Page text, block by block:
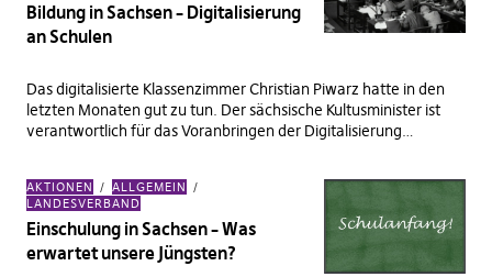
Bildung in Sachsen – Digitalisierung
an Schulen
Das digitalisierte Klassenzimmer Christian Piwarz hatte in den
letzten Monaten gut zu tun. Der sächsische Kultusminister ist
verantwortlich für das Voranbringen der Digitalisierung…
AKTIONEN
ALLGEMEIN
LANDESVERBAND
Einschulung in Sachsen – Was
erwartet unsere Jüngsten?